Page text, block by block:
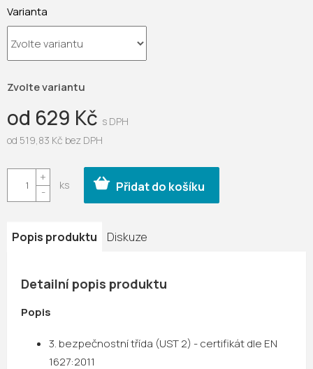
od 629 Kč
od 519,83 Kč bez DPH
cena:
Zvolte variantu
Varianta
Přidat do košíku
Popis produktu Diskuze
Detailní popis produktu
Popis
3. bezpečnostní třída (UST 2) - certifikát dle EN
1627:2011